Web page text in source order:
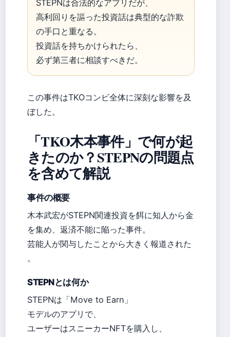
STEPNは合法的なアプリだが、
高利回りを謳った投資話は典型的な詐欺
の手口と重なる。
投資話を持ちかけられたら、
必ず第三者に相談すべきだ。
この事件はTKOコンビ全体に深刻な影響を及
ぼした。
「TKO木本事件」で何が起
きたのか？STEPNの問題点
を含めて解説
事件の概要
木本武宏がSTEPN関連投資を餌に知人から金
を集め、返済不能に陥った事件。
芸能人が関与したことから大きく報道された
。
STEPNとは何か
STEPNは「Move to Earn」
モデルのアプリで、
ユーザーはスニーカーNFTを購入し、